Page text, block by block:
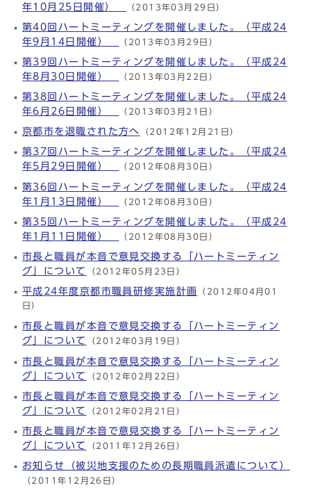
年10月25日開催）
（2013年03月29日）
第40回ハートミーティングを開催しました。（平成24
年9月14日開催）
（2013年03月29日）
第39回ハートミーティングを開催しました。（平成24
年8月30日開催）
（2013年03月22日）
第38回ハートミーティングを開催しました。（平成24
年6月26日開催）
（2013年03月21日）
京都市を退職された方へ （2012年12月21日）
第37回ハートミーティングを開催しました。（平成24
年5月29日開催）
（2012年08月30日）
第36回ハートミーティングを開催しました。（平成24
年1月13日開催）
（2012年08月30日）
第35回ハートミーティングを開催しました。（平成24
年1月11日開催）
（2012年08月30日）
市長と職員が本音で意見交換する「ハートミーティン
グ」について
（2012年05月23日）
平成24年度京都市職員研修実施計画 （2012年04月01
日）
市長と職員が本音で意見交換する「ハートミーティン
グ」について
（2012年03月19日）
市長と職員が本音で意見交換する「ハートミーティン
グ」について
（2012年02月22日）
市長と職員が本音で意見交換する「ハートミーティン
グ」について
（2012年02月21日）
市長と職員が本音で意見交換する「ハートミーティン
グ」について
（2011年12月26日）
お知らせ（被災地支援のための長期職員派遣について）
（2011年12月26日）